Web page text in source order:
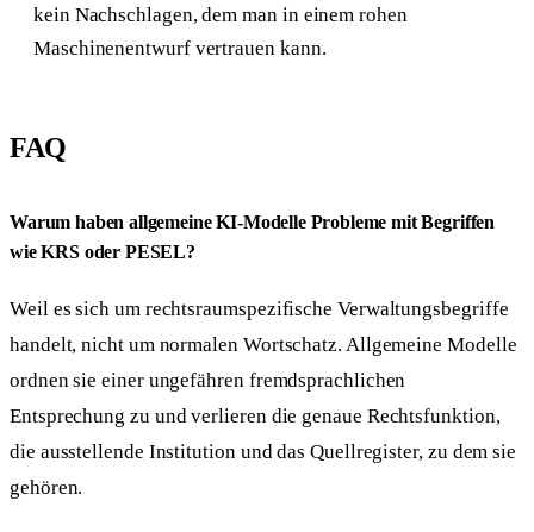
kein Nachschlagen, dem man in einem rohen
Maschinenentwurf vertrauen kann.
FAQ
Warum haben allgemeine KI-Modelle Probleme mit Begriffen
wie KRS oder PESEL?
Weil es sich um rechtsraumspezifische Verwaltungsbegriffe
handelt, nicht um normalen Wortschatz. Allgemeine Modelle
ordnen sie einer ungefähren fremdsprachlichen
Entsprechung zu und verlieren die genaue Rechtsfunktion,
die ausstellende Institution und das Quellregister, zu dem sie
gehören.